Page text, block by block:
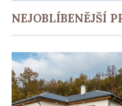
NEJOBLÍBENĚJŠÍ